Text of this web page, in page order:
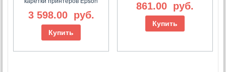
3 598.00 руб.
Купить
861.00 руб.
Купить